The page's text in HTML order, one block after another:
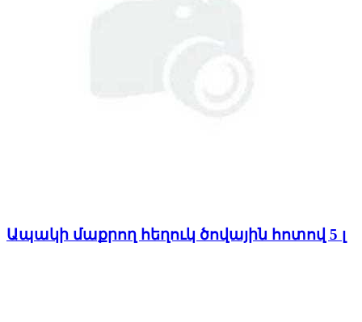
Ապակի մաքրող հեղուկ ծովային հոտով 5 լ